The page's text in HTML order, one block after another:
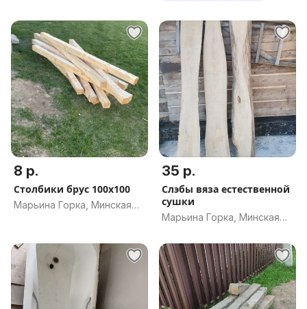
8 р.
Столбики брус 100х100
Марьина Горка, Минская
35 р.
Слэбы вяза естественной
сушки
Марьина Горка, Минская